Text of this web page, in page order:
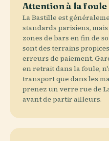
Attention à la
La Bastille est
standards parisiens,
zones de bars en fin de
sont des terrains
erreurs de paiement.
en retrait dans la foule,
transport que dans les
prenez un verre rue de
avant de partir ailleurs.